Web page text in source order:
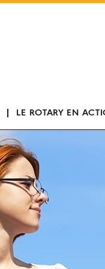
LE ROTARY EN